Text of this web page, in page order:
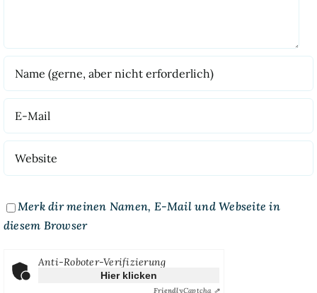
Merk dir meinen Namen, E-Mail und Webseite in
diesem Browser
Anti-Roboter-Verifizierung
Hier klicken
FriendlyCaptcha ⇗